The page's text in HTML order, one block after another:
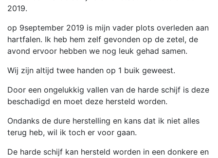
2019.
op 9september 2019 is mijn vader plots overleden aan
hartfalen. Ik heb hem zelf gevonden op de zetel, de
avond ervoor hebben we nog leuk gehad samen.
Wij zijn altijd twee handen op 1 buik geweest.
Door een ongelukkig vallen van de harde schijf is deze
beschadigd en moet deze hersteld worden.
Ondanks de dure herstelling en kans dat ik niet alles
terug heb, wil ik toch er voor gaan.
De harde schijf kan hersteld worden in een donkere en